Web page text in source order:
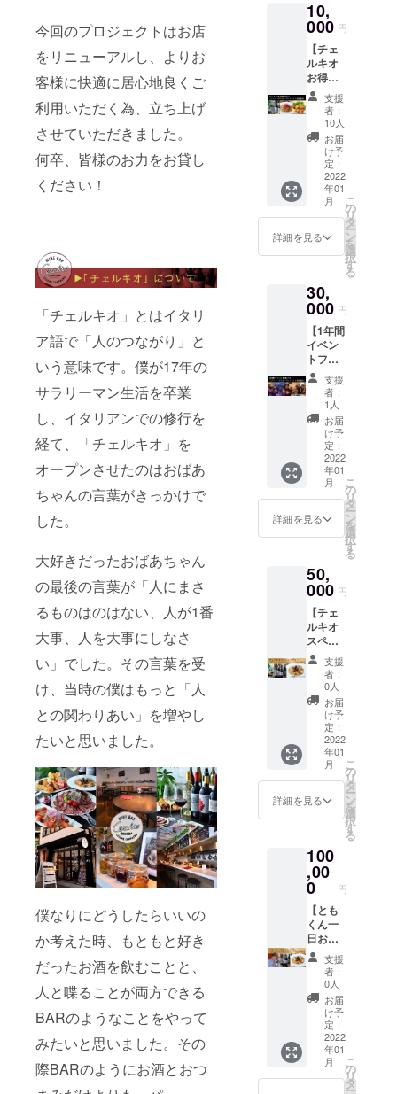
今回のプロジェクトはお店
をリニューアルし、よりお
客様に快適に居心地良くご
利用いただく為、立ち上げ
させていただきました。
何卒、皆様のお力をお貸し
ください！
「チェルキオ」とはイタリ
ア語で「人のつながり」と
いう意味です。僕が17年の
サラリーマン生活を卒業
し、イタリアンでの修行を
経て、「チェルキオ」を
オープンさせたのはおばあ
ちゃんの言葉がきっかけで
した。
大好きだったおばあちゃん
の最後の言葉が「人にまさ
るものはのはない、人が1番
大事、人を大事にしなさ
い」でした。その言葉を受
け、当時の僕はもっと「人
との関わりあい」を増やし
たいと思いました。
僕なりにどうしたらいいの
か考えた時、もともと好き
だったお酒を飲むことと、
人と喋ることが両方できる
BARのようなことをやって
みたいと思いました。その
際BARのようにお酒とおつ
ビー
ル、ボ
外のお
飲み物
になり
ます。
※2の引
き換え
は2022
年1月頃
から1年
間有効
になり
ます。
※3はリ
ニュー
ント後
のご来
店時に
適用さ
れま
す。
5000円
～6000
円相
当） 2.
チェル
キオ特
性唐揚
げ 3.既
存テー
ブルに
お名前
書く権
利 ※1.2
は当店
でのご
飲食に
なりま
アル
オープ
ント後
のご来
店時に
適用さ
れま
す。 ※
引き換
えは
2022年
1月頃か
ら1年間
有効に
なりま
す。
10,
000 円
【チェ
ルキオ
お得プ
ラン】
1.ス
パーク
リング
orワイ
ンボト
ル（当
店価格
5000円
～6000
円相
当） 2.
リジナ
ルパス
タ 3.
チェル
キオ特
製唐揚
げ 4.リ
ニュー
アル
オープ
ンイベ
ント招
待券
※1.2.3
は当店
でのご
飲食に
す。 ※2.
ニュー
以外に
にある
食材で
可能な
限りご
要望承
りま
す。 ※4
は3月予
定して
おりま
す。 ※
リター
ンは店
舗ご来
ていた
だきま
す。 ※
えは
2022年
1月頃か
ら1年間
有効に
なりま
す。
支援
者：
10人
お届
け予
定：
2022
年01
月
詳細を見る
こ
の
リ
タ
ー
ン
を
選
択
す
る
30,
000 円
【1年間
イベン
トフ
リーパ
ス】 1.1
年間イ
ベント
フリー
パス 2.
ニュー
アル
オープ
ンイベ
ント招
待券 ※1.
15回程
度を予
定して
おりま
すがコ
ロナの
影響で
多少変
動があ
るのは
ご了承
くださ
い。 ※2
は3月予
定して
おりま
す。 ※
店時に
引き換
えさせ
ていた
だきま
す。 ※
引き換
えは
2022年
1月頃か
ら1年間
有効に
なりま
す。
支援
者：
1人
お届
け予
定：
2022
年01
月
詳細を見る
こ
の
リ
タ
ー
ン
を
選
択
す
る
50,
000 円
【チェ
ルキオ
スペ
シャル
プラ
ン】 1.
高級
シャン
パンor
高級ワ
イン
（当店
価格
50000
円～
当） 2.
チェル
キオオ
リジナ
ルパス
タ 3.リ
ニュー
アル
オープ
ン招待
券 ※1.2.
は当店
でのご
飲食に
なりま
す。 ※2.
はメ
支援
者：
0人
お届
け予
定：
2022
年01
月
詳細を見る
こ
の
リ
タ
ー
ン
を
選
択
す
る
100
,00
0 円
【とも
くん一
日おも
てな
し】 1.
ともく
んから
の1日お
もてな
しを受
ける権
利 2.高
級シャ
支援
者：
0人
お届
け予
定：
2022
年01
月
こ
の
リ
タ
ー